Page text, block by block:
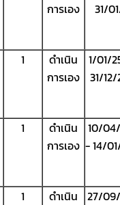
การเอง
31/
1
ดำเนิน
การเอง
1/01/
31/
1
ดำเนิน
การเอง
10/
- 14/
1
ดำเนิน
27/